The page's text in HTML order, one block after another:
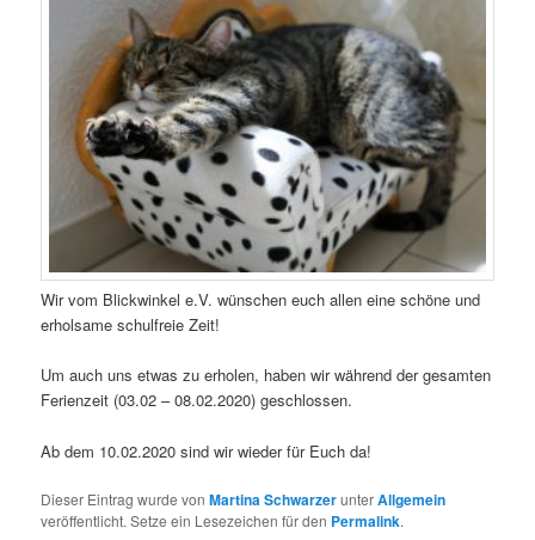
Wir vom Blickwinkel e.V. wünschen euch allen eine schöne und
erholsame schulfreie Zeit!
Um auch uns etwas zu erholen, haben wir während der gesamten
Ferienzeit (03.02 – 08.02.2020) geschlossen.
Ab dem 10.02.2020 sind wir wieder für Euch da!
Dieser Eintrag wurde vonMartina SchwarzerunterAllgemein
veröffentlicht. Setze ein Lesezeichen für den Permalink.